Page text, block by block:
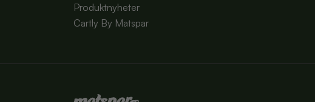
Produktnyheter
Cartly By Matspar